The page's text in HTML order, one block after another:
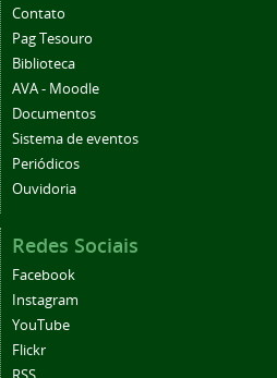
Contato
Pag Tesouro
Biblioteca
AVA - Moodle
Documentos
Sistema de eventos
Periódicos
Ouvidoria
Redes Sociais
Facebook
Instagram
YouTube
Flickr